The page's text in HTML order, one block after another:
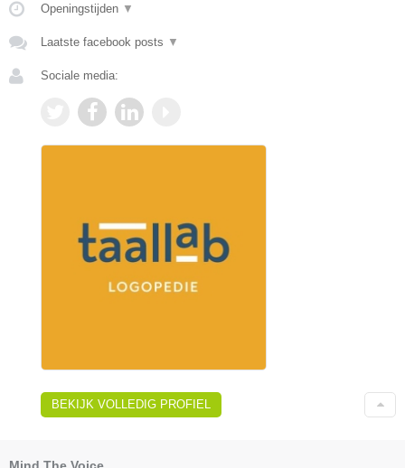
Openingstijden ▼
Laatste facebook posts ▼
Sociale media:
BEKIJK VOLLEDIG PROFIEL
Mind The Voice